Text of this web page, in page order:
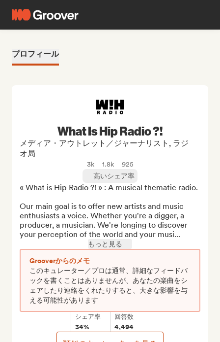
プロフィール
What Is Hip Radio ?!
メディア・アウトレット／ジャーナリスト, ラジ
オ局
3k 1.8k
925
高いシェア率
« What is Hip Radio ?! » : A musical thematic radio.
Our main goal is to offer new artists and music
enthusiasts a voice. Whether you're a digger, a
producer, a musician. We're longing to discover
your perception of the world and your musi...
もっと見る
Grooverからのメモ
このキュレーター／プロは通常、詳細なフィードバ
ックを書くことはありませんが、あなたの楽曲をシ
ェアしたり連絡をくれたりすると、大きな影響を与
える可能性があります
シェア率
34%
回答数
4,494